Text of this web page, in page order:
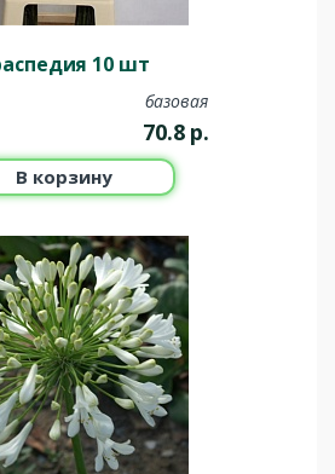
10 шт
базовая
70.8 р.
В корзину